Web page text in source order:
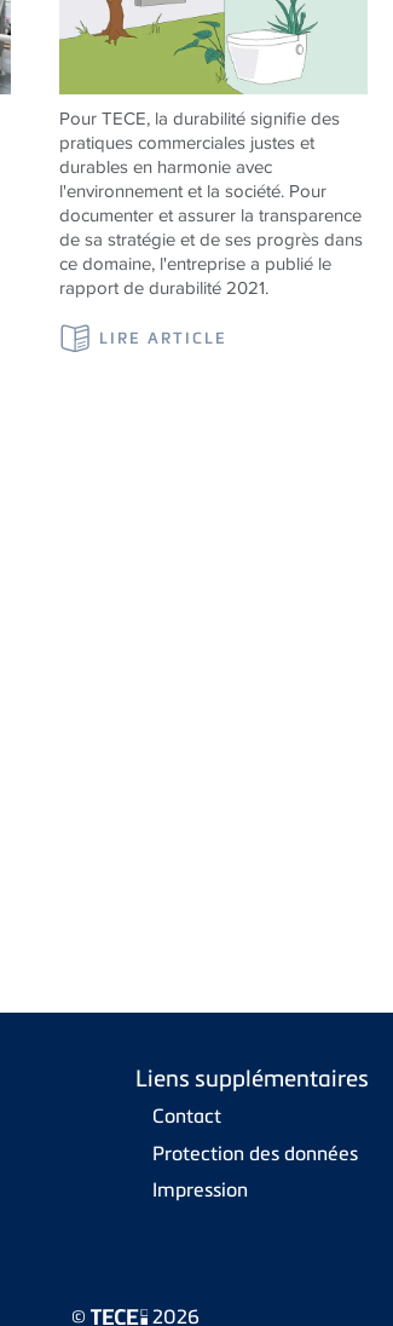
Pour TECE, la durabilité signifie des
pratiques commerciales justes et
durables en harmonie avec
l'environnement et la société. Pour
documenter et assurer la transparence
de sa stratégie et de ses progrès dans
ce domaine, l'entreprise a publié le
rapport de durabilité 2021.
LIRE ARTICLE
Liens supplémentaires
Contact
Protection des données
Impression
© 2026